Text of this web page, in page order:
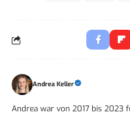
Andrea Keller
Andrea war von 2017 bis 2023